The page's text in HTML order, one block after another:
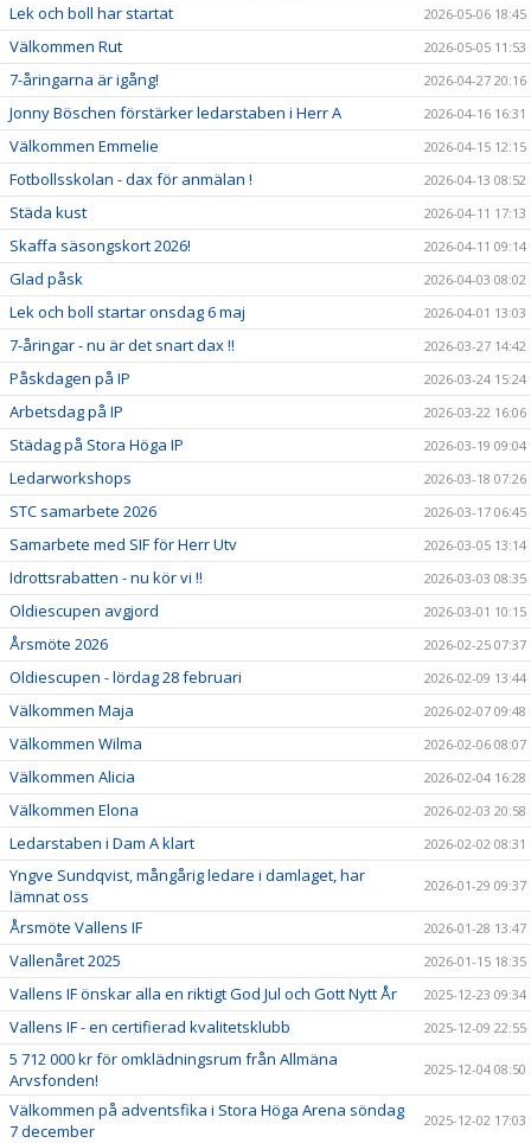
Lek och boll har startat 2026-05-06 18:45
Välkommen Rut 2026-05-05 11:53
7-åringarna är igång! 2026-04-27 20:16
Jonny Böschen förstärker ledarstaben i Herr A 2026-04-16 16:31
Välkommen Emmelie 2026-04-15 12:15
Fotbollsskolan - dax för anmälan ! 2026-04-13 08:52
Städa kust 2026-04-11 17:13
Skaffa säsongskort 2026! 2026-04-11 09:14
Glad påsk 2026-04-03 08:02
Lek och boll startar onsdag 6 maj 2026-04-01 13:03
7-åringar - nu är det snart dax !! 2026-03-27 14:42
Påskdagen på IP 2026-03-24 15:24
Arbetsdag på IP 2026-03-22 16:06
Städag på Stora Höga IP 2026-03-19 09:04
Ledarworkshops 2026-03-18 07:26
STC samarbete 2026 2026-03-17 06:45
Samarbete med SIF för Herr Utv 2026-03-05 13:14
Idrottsrabatten - nu kör vi !! 2026-03-03 08:35
Oldiescupen avgjord 2026-03-01 10:15
Årsmöte 2026 2026-02-25 07:37
Oldiescupen - lördag 28 februari 2026-02-09 13:44
Välkommen Maja 2026-02-07 09:48
Välkommen Wilma 2026-02-06 08:07
Välkommen Alicia 2026-02-04 16:28
Välkommen Elona 2026-02-03 20:58
Ledarstaben i Dam A klart 2026-02-02 08:31
Yngve Sundqvist, mångårig ledare i damlaget, har
lämnat oss
2026-01-29 09:37
Årsmöte Vallens IF 2026-01-28 13:47
Vallenåret 2025 2026-01-15 18:35
Vallens IF önskar alla en riktigt God Jul och Gott Nytt År 2025-12-23 09:34
Vallens IF - en certifierad kvalitetsklubb 2025-12-09 22:55
5 712 000 kr för omklädningsrum från Allmäna
Arvsfonden!
2025-12-04 08:50
Välkommen på adventsfika i Stora Höga Arena söndag
7 december
2025-12-02 17:03